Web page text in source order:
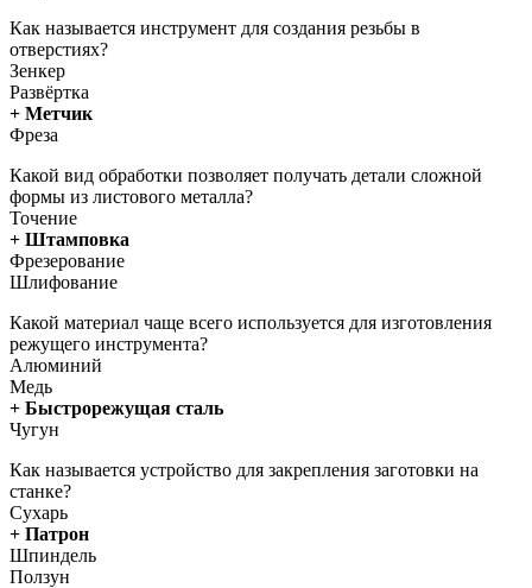
Как называется инструмент для создания резьбы в
отверстиях?
Зенкер
Развёртка
+ Метчик
Фреза
Какой вид обработки позволяет получать детали сложной
формы из листового металла?
Точение
+ Штамповка
Фрезерование
Шлифование
Какой материал чаще всего используется для изготовления
режущего инструмента?
Алюминий
Медь
+ Быстрорежущая сталь
Чугун
Как называется устройство для закрепления заготовки на
станке?
Сухарь
+ Патрон
Шпиндель
Ползун